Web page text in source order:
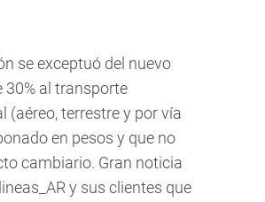
se exceptuó del nuevo
30% al transporte
(aéreo, terrestre y por vía
en pesos y que no
cambiario. Gran noticia
y sus clientes que